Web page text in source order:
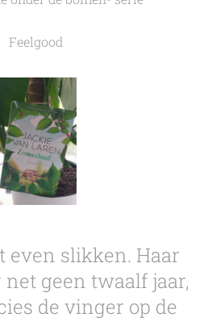
Feelgood
even slikken. Haar
net geen twaalf jaar,
de vinger op de